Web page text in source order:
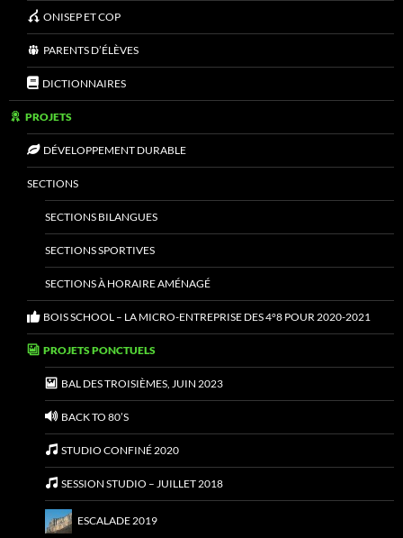
ONISEP ET COP
PARENTS D’ÉLÈVES
DICTIONNAIRES
PROJETS
DÉVELOPPEMENT DURABLE
SECTIONS
SECTIONS BILANGUES
SECTIONS SPORTIVES
SECTIONS À HORAIRE AMÉNAGÉ
BOIS SCHOOL – LA MICRO-ENTREPRISE DES 4°8 POUR 2020-2021
PROJETS PONCTUELS
BAL DES TROISIÈMES, JUIN 2023
BACK TO 80’S
STUDIO CONFINÉ 2020
SESSION STUDIO – JUILLET 2018
ESCALADE 2019